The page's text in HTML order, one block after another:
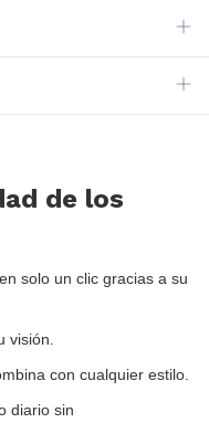
de los
solo un clic gracias a su
visión.
con cualquier estilo.
diario sin